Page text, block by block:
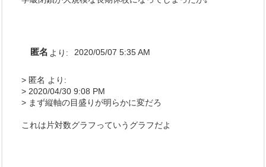
匿名 より: 2020/05/07 5:35 AM
> 匿名 より:
> 2020/04/30 9:08 PM
> まず縦軸の目盛りが明らかに変だろ
これは片対数グラフっていうグラフだよ